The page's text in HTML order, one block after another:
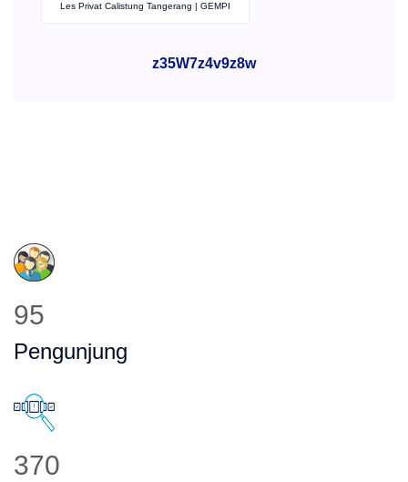
Les Privat Calistung Tangerang | GEMPI
z35W7z4v9z8w
123
Pengunjung
486